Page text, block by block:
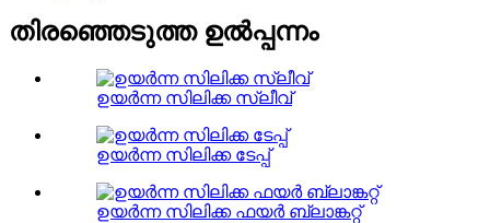
തിരഞ്ഞെടുത്ത ഉൽപ്പന്നം
ഉയർന്ന സിലിക്ക സ്ലീവ്
ഉയർന്ന സിലിക്ക ടേപ്പ്
ഉയർന്ന സിലിക്ക ഫയർ ബ്ലാങ്കറ്റ്